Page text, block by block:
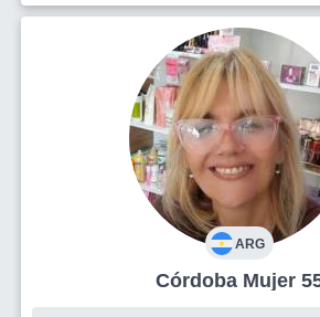
ARG
Córdoba Mujer